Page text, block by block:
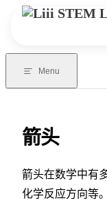
Skip to content
Menu
箭头
箭头在数学中有
化学反应方向等